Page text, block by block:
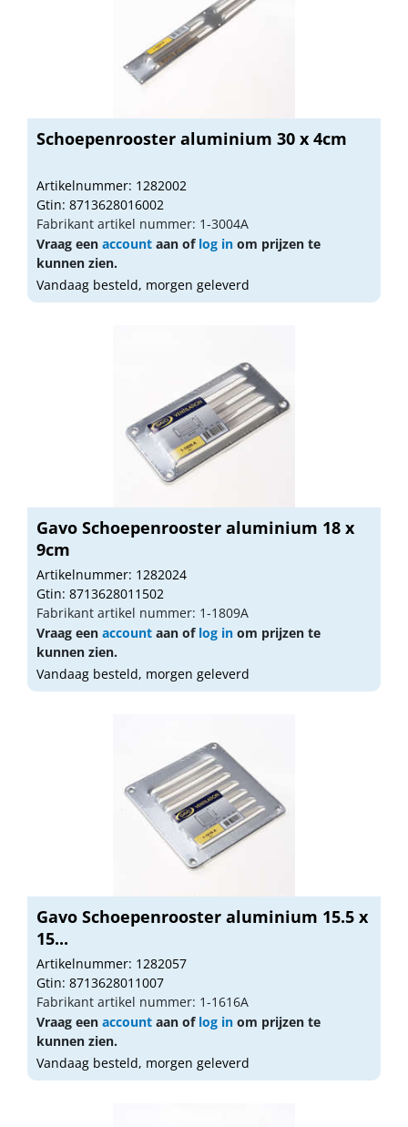
Schoepenrooster aluminium 30 x 4cm
Artikelnummer: 1282002
Gtin: 8713628016002
Fabrikant artikel nummer: 1-3004A
Vraag een account aan of log in om prijzen te
kunnen zien.
Vandaag besteld, morgen geleverd
Gavo Schoepenrooster aluminium 18 x
9cm
Artikelnummer: 1282024
Gtin: 8713628011502
Fabrikant artikel nummer: 1-1809A
Vraag een account aan of log in om prijzen te
kunnen zien.
Vandaag besteld, morgen geleverd
Gavo Schoepenrooster aluminium 15.5 x
15...
Artikelnummer: 1282057
Gtin: 8713628011007
Fabrikant artikel nummer: 1-1616A
Vraag een account aan of log in om prijzen te
kunnen zien.
Vandaag besteld, morgen geleverd